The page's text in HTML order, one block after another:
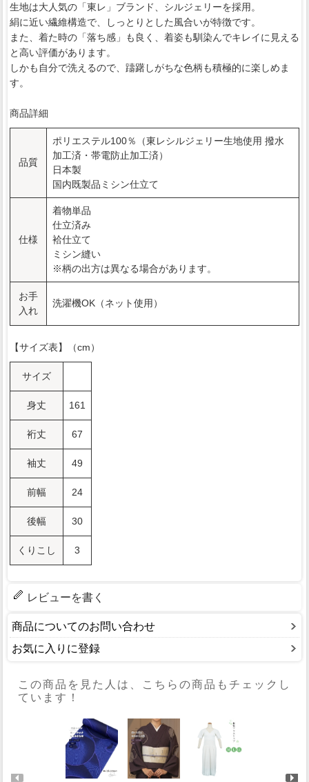
生地は大人気の「東レ」ブランド、シルジェリーを採用。
絹に近い繊維構造で、しっとりとした風合いが特徴です。
また、着た時の「落ち感」も良く、着姿も馴染んでキレイに見える
と高い評価があります。
しかも自分で洗えるので、躊躇しがちな色柄も積極的に楽しめま
す。
商品詳細
品質
ポリエステル100％（東レシルジェリー生地使用 撥水
加工済・帯電防止加工済）
日本製
国内既製品ミシン仕立て
仕様
着物単品
仕立済み
袷仕立て
ミシン縫い
※柄の出方は異なる場合があります。
お手
入れ
洗濯機OK（ネット使用）
【サイズ表】（cm）
サイズ
身丈 161
裄丈 67
袖丈 49
前幅 24
後幅 30
くりこし 3
レビューを書く
商品についてのお問い合わせ
お気に入りに登録
この商品を見た人は、こちらの商品もチェックし
ています！